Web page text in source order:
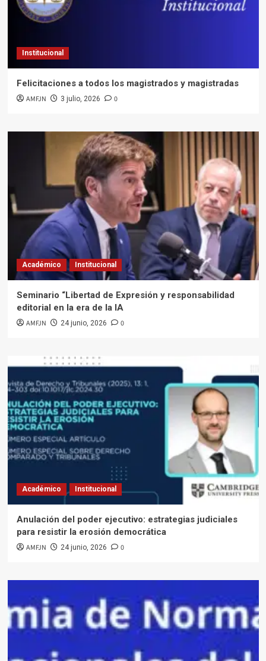
Institucional
Felicitaciones a todos los magistrados y magistradas
AMFJN 3 julio, 2026 0
Académico Institucional
Seminario “Libertad de Expresión y responsabilidad
editorial en la era de la IA
AMFJN 24 junio, 2026 0
Académico Institucional
Anulación del poder ejecutivo: estrategias judiciales
para resistir la erosión democrática
AMFJN 24 junio, 2026 0